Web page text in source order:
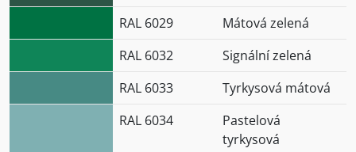
RAL 6029
Mátová zelená
RAL 6032
Signální zelená
RAL 6033
Tyrkysová mátová
RAL 6034
Pastelová
tyrkysová